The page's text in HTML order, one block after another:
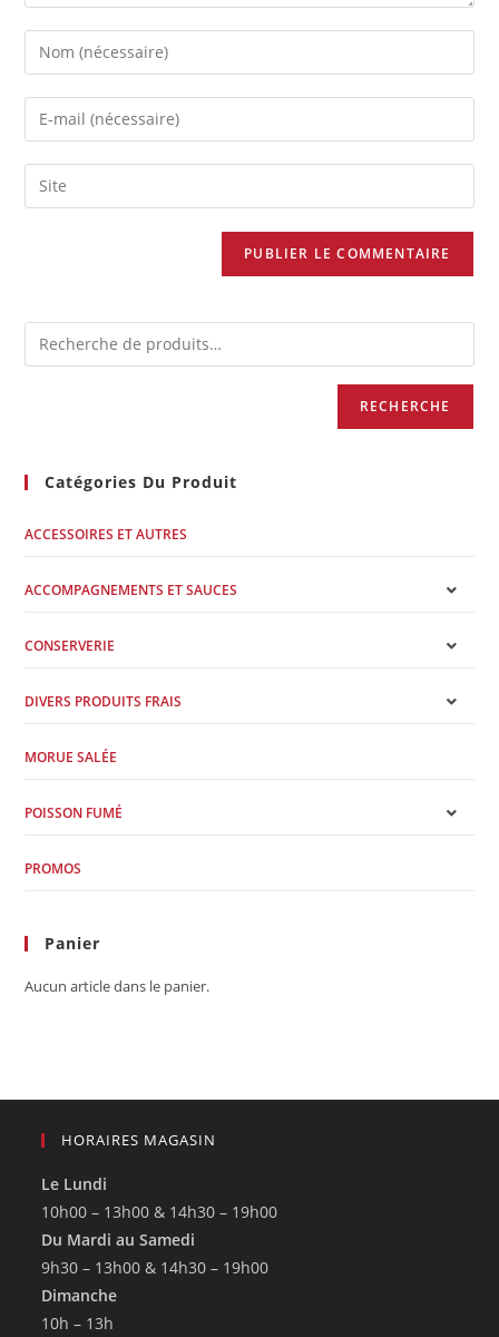
RECHERCHE
Catégories Du Produit
ACCESSOIRES ET AUTRES
ACCOMPAGNEMENTS ET SAUCES
CONSERVERIE
DIVERS PRODUITS FRAIS
MORUE SALÉE
POISSON FUMÉ
PROMOS
Panier
Aucun article dans le panier.
HORAIRES MAGASIN
Le Lundi
10h00 – 13h00 & 14h30 – 19h00
Du Mardi au Samedi
9h30 – 13h00 & 14h30 – 19h00
Dimanche
10h – 13h